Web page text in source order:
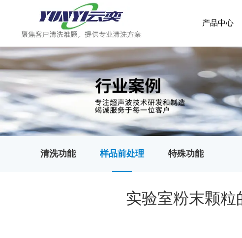
产品中心
清洗功能 样品前处理 特殊功能
实验室粉末颗粒